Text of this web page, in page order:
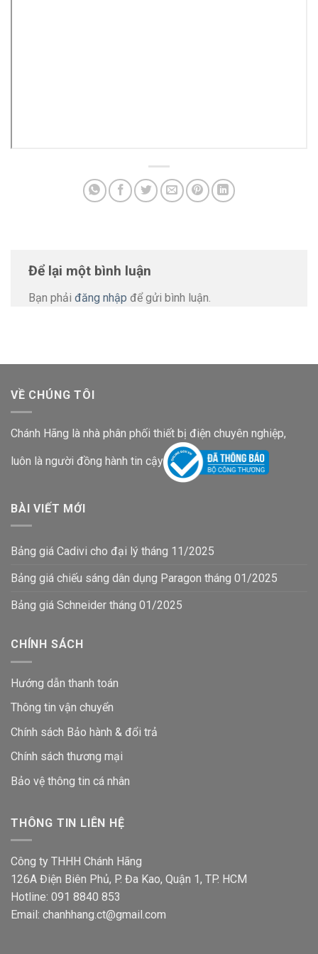
Để lại một bình luận
Bạn phải đăng nhập để gửi bình luận.
VỀ CHÚNG TÔI
Chánh Hãng là nhà phân phối thiết bị điện chuyên nghiệp,
luôn là người đồng hành tin cậy
BÀI VIẾT MỚI
Bảng giá Cadivi cho đại lý tháng 11/2025
Bảng giá chiếu sáng dân dụng Paragon tháng 01/2025
Bảng giá Schneider tháng 01/2025
CHÍNH SÁCH
Hướng dẫn thanh toán
Thông tin vận chuyển
Chính sách Bảo hành & đổi trả
Chính sách thương mại
Bảo vệ thông tin cá nhân
THÔNG TIN LIÊN HỆ
Công ty THHH Chánh Hãng
126A Điện Biên Phủ, P. Đa Kao, Quận 1, TP. HCM
Hotline: 091 8840 853
Email: chanhhang.ct@gmail.com